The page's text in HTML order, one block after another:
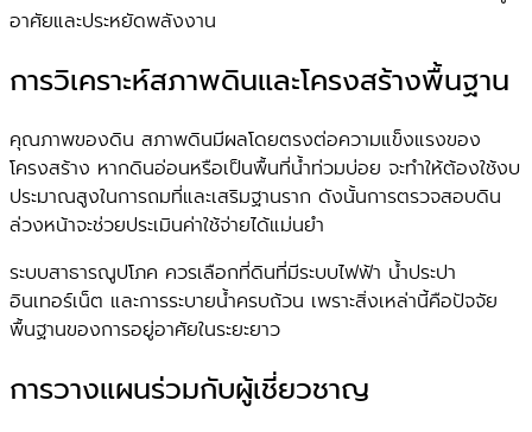
อาศัยและประหยัดพลังงาน
การวิเคราะห์สภาพดินและโครงสร้างพื้นฐาน
คุณภาพของดิน สภาพดินมีผลโดยตรงต่อความแข็งแรงของ
โครงสร้าง หากดินอ่อนหรือเป็นพื้นที่น้ำท่วมบ่อย จะทำให้ต้องใช้งบ
ประมาณสูงในการถมที่และเสริมฐานราก ดังนั้นการตรวจสอบดิน
ล่วงหน้าจะช่วยประเมินค่าใช้จ่ายได้แม่นยำ
ระบบสาธารณูปโภค ควรเลือกที่ดินที่มีระบบไฟฟ้า น้ำประปา
อินเทอร์เน็ต และการระบายน้ำครบถ้วน เพราะสิ่งเหล่านี้คือปัจจัย
พื้นฐานของการอยู่อาศัยในระยะยาว
การวางแผนร่วมกับผู้เชี่ยวชาญ